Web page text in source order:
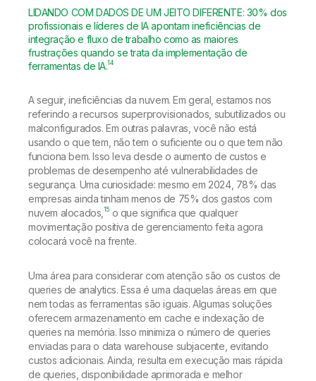
LIDANDO COM DADOS DE UM JEITO DIFERENTE: 30% dos
profissionais e líderes de IA apontam ineficiências de
integração e fluxo de trabalho como as maiores
frustrações quando se trata da implementação de
ferramentas de IA.14
A seguir, ineficiências da nuvem. Em geral, estamos nos
referindo a recursos superprovisionados, subutilizados ou
malconfigurados. Em outras palavras, você não está
usando o que tem, não tem o suficiente ou o que tem não
funciona bem. Isso leva desde o aumento de custos e
problemas de desempenho até vulnerabilidades de
segurança. Uma curiosidade: mesmo em 2024, 78% das
empresas ainda tinham menos de 75% dos gastos com
nuvem alocados, 15o que significa que qualquer
movimentação positiva de gerenciamento feita agora
colocará você na frente.
Uma área para considerar com atenção são os custos de
queries de analytics. Essa é uma daquelas áreas em que
nem todas as ferramentas são iguais. Algumas soluções
oferecem armazenamento em cache e indexação de
queries na memória. Isso minimiza o número de queries
enviadas para o data warehouse subjacente, evitando
custos adicionais. Ainda, resulta em execução mais rápida
de queries, disponibilidade aprimorada e melhor